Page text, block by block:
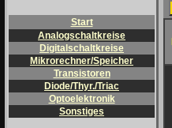
Start
Analogschaltkreise
Digitalschaltkreise
Mikrorechner/Speicher
Transistoren
Diode/Thyr./Triac
Optoelektronik
Sonstiges